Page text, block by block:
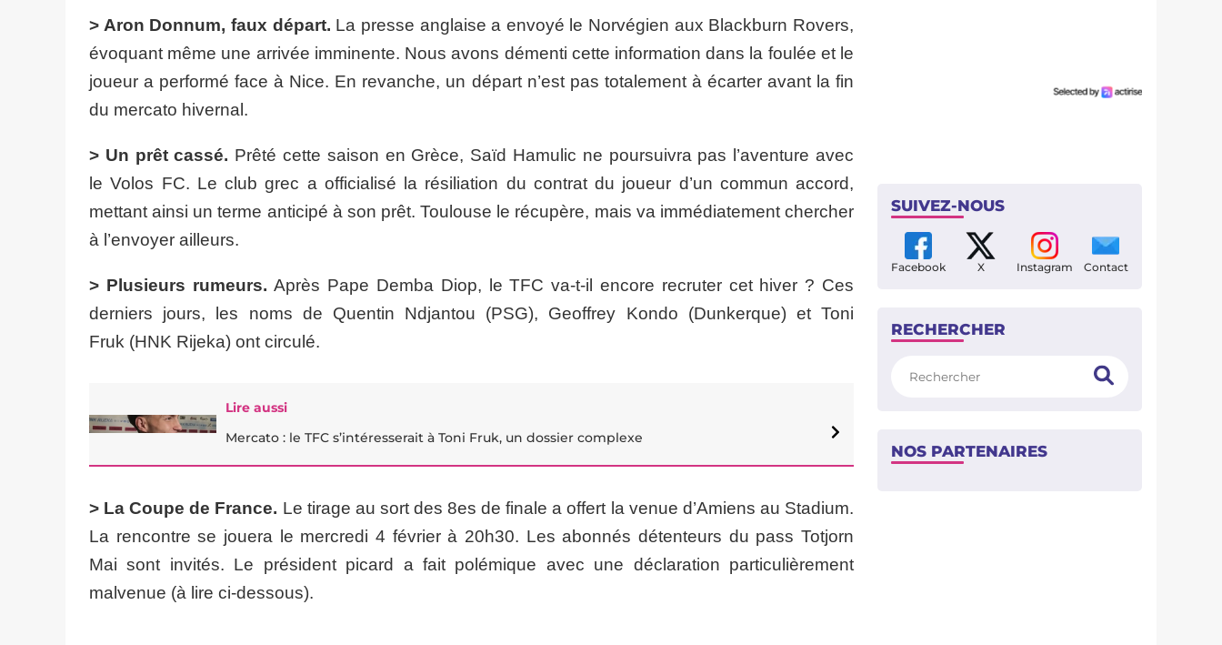
> Aron Donnum, faux départ. La presse anglaise a envoyé le Norvégien aux Blackburn Rovers,
évoquant même une arrivée imminente. Nous avons démenti cette information dans la foulée et le
joueur a performé face à Nice. En revanche, un départ n’est pas totalement à écarter avant la fin
du mercato hivernal.
> Un prêt cassé. Prêté cette saison en Grèce, Saïd Hamulic ne poursuivra pas l’aventure avec
le Volos FC. Le club grec a officialisé la résiliation du contrat du joueur d’un commun accord,
mettant ainsi un terme anticipé à son prêt. Toulouse le récupère, mais va immédiatement chercher
à l’envoyer ailleurs.
> Plusieurs rumeurs. Après Pape Demba Diop, le TFC va-t-il encore recruter cet hiver ? Ces
derniers jours, les noms de Quentin Ndjantou (PSG), Geoffrey Kondo (Dunkerque) et Toni
Fruk (HNK Rijeka) ont circulé.
Lire aussi
Mercato : le TFC s’intéresserait à Toni Fruk, un dossier complexe
> La Coupe de France. Le tirage au sort des 8es de finale a offert la venue d’Amiens au Stadium.
La rencontre se jouera le mercredi 4 février à 20h30. Les abonnés détenteurs du pass Totjorn
Mai sont invités. Le président picard a fait polémique avec une déclaration particulièrement
malvenue (à lire ci-dessous).
SUIVEZ-NOUS
Facebook X Instagram Contact
RECHERCHER
NOS PARTENAIRES